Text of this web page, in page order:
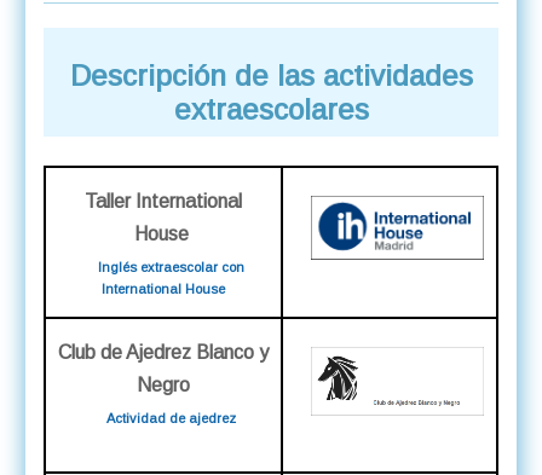
Descripción de las actividades
extraescolares
Taller International
House
Inglés extraescolar con
International House
Club de Ajedrez Blanco y
Negro
Actividad de ajedrez